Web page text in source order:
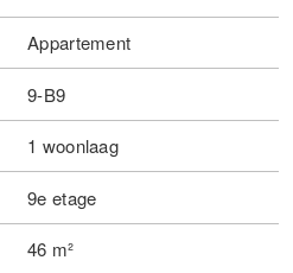
Appartement
9-B9
1 woonlaag
9e etage
46 m²